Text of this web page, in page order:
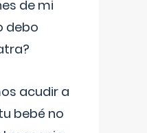
de mi
debo
acudir a
bebé no